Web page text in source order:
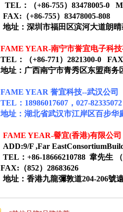
TEL ：（+86-755） 83478005-0
FAX: （+86-755） 83478005-808
地址：深圳市福田区滨河大道朗
FAME YEAR-南宁市誉宜电子科
TEL ：（+86-771 ） 2821300-0
地址：广西南宁市青秀区东盟商务
FAME YEAR 誉宜科技--武汉公司
TEL：18986017607，027-82335072
地址：湖北省武汉市江岸区百步华
FAME YEAR-譽宜(香港)有限公司
ADD:9/F ,Far
TEL：+86-18666210788 韋先生
FAX:（852）28683626
地址：香港九龍彌敦道204-206號